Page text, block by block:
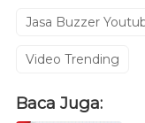
Jasa Buzzer
Video Trending
Baca Juga: